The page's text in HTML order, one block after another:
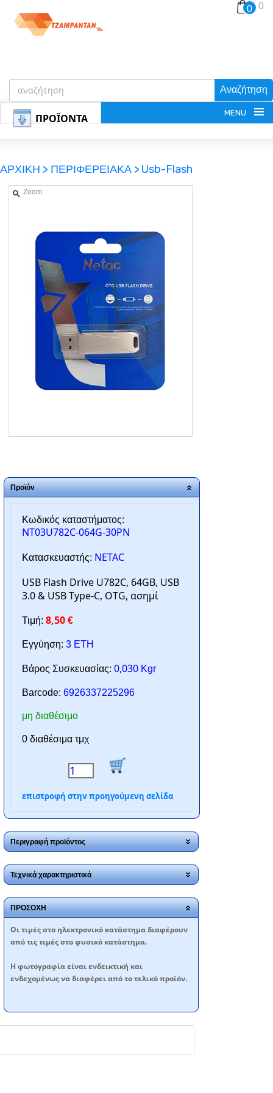
Αναζήτηση
0 0
ΠΡΟΪΟΝΤΑ MENU
ΕΙΣΟΔΟΣ
ΚΑΛΑΘΙ-ΑΓΟΡΩΝ
ΑΡΧΙΚΗ
ΠΟΙΟΙ ΕΙΜΑΣΤΕ
ΕΠΙΚΟΙΝΩΝΙΑ
ΑΡΧΙΚΗ > ΠΕΡΙΦΕΡΕΙΑΚΑ > Usb-Flash
Zoom
Προϊόν
Κωδικός καταστήματος:
NT03U782C-064G-30PN
Κατασκευαστής: NETAC
USB Flash Drive U782C, 64GB, USB
3.0 & USB Type-C, OTG, ασημί
Τιμή: 8,50 €
Εγγύηση: 3 ΕΤΗ
Βάρος Συσκευασίας: 0,030 Kgr
Barcode: 6926337225296
μη διαθέσιμο
0 διαθέσιμα τμχ
επιστροφή στην προηγούμενη σελίδα
Περιγραφή προϊόντος
Τεχνικά χαρακτηριστικά
ΠΡΟΣΟΧΗ
Oι τιμές στο ηλεκτρονικό κατάστημα διαφέρουν
από τις τιμές στο φυσικό κατάστημα.
Η φωτογραφία είναι ενδεικτική και
ενδεχομένως να διαφέρει από το τελικό προϊόν.